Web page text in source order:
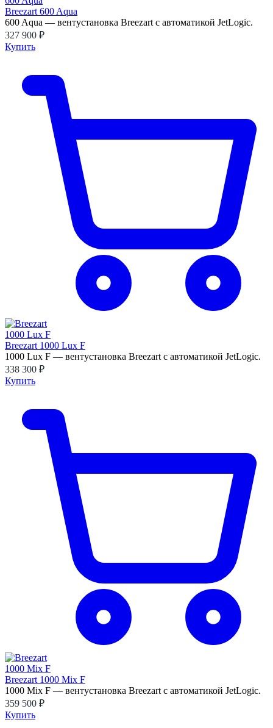
Breezart 600 Aqua
600 Aqua — вентустановка Breezart с автоматикой JetLogic.
327 900 ₽
Купить
Breezart 1000 Lux F
1000 Lux F — вентустановка Breezart с автоматикой JetLogic.
338 300 ₽
Купить
Breezart 1000 Mix F
1000 Mix F — вентустановка Breezart с автоматикой JetLogic.
359 500 ₽
Купить